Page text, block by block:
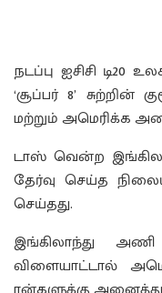
நடப்பு ஐசிசி
‘சூப்பர் 8’ சுற்றின்
மற்றும் அமெரிக்க
டாஸ் வென்ற
தேர்வு செய்த
செய்தது.
இங்கிலாந்து அணி
விளையாட்டால்